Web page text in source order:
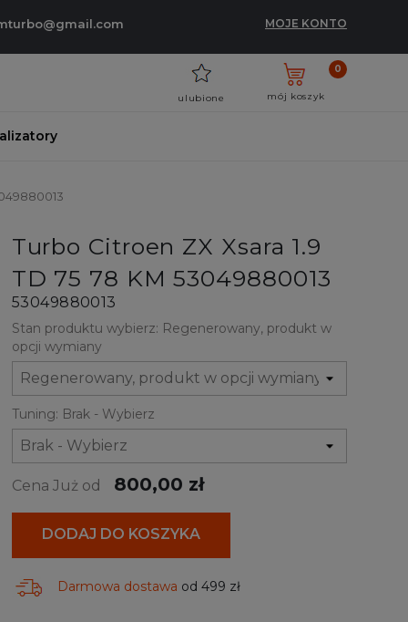
MOJE KONTO
mój koszyk
0
ulubione
Turbo Citroen ZX Xsara 1.9
TD 75 78 KM 53049880013
53049880013
Stan produktu wybierz: Regenerowany, produkt w
opcji wymiany
Tuning: Brak - Wybierz
Cena Już od 800,00 zł
DODAJ DO KOSZYKA
Darmowa dostawa od 499 zł